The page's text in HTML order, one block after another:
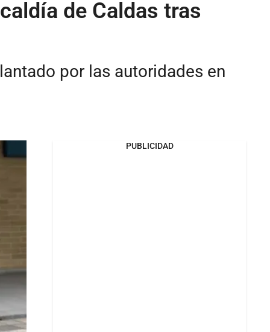
de Caldas tras
por las autoridades en
PUBLICIDAD